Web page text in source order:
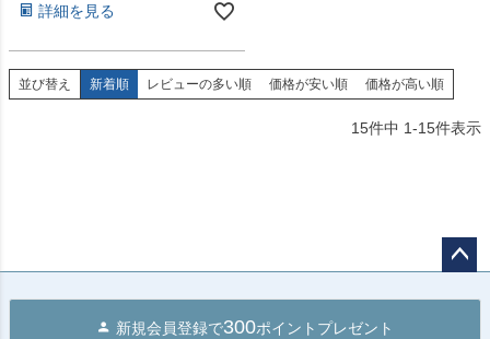
詳細を見る
並び替え 新着順 レビューの多い順 価格が安い順 価格が高い順
15件中 1-15件表示
新規会員登録で300ポイントプレゼント